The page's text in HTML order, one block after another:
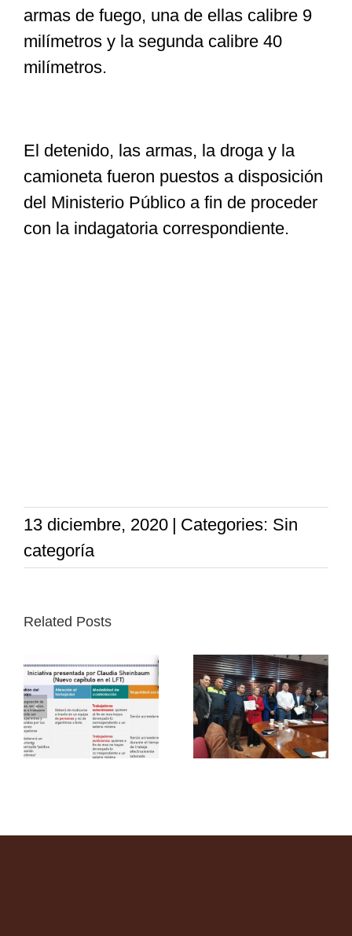
armas de fuego, una de ellas calibre 9
milímetros y la segunda calibre 40
milímetros.
El detenido, las armas, la droga y la
camioneta fueron puestos a disposición
del Ministerio Público a fin de proceder
con la indagatoria correspondiente.
13 diciembre, 2020 | Categories: Sin
categoría
Related Posts